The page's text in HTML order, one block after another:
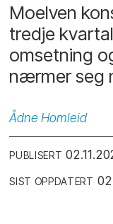
Moelven
tredje
omsetning
nærmer seg
Ådne Homleid
PUBLISERT
SIST OPPDATERT